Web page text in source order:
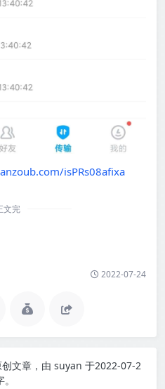
isPRs08afixa
文完
2022-07-24
文章，由 suyan 于2022-07-2